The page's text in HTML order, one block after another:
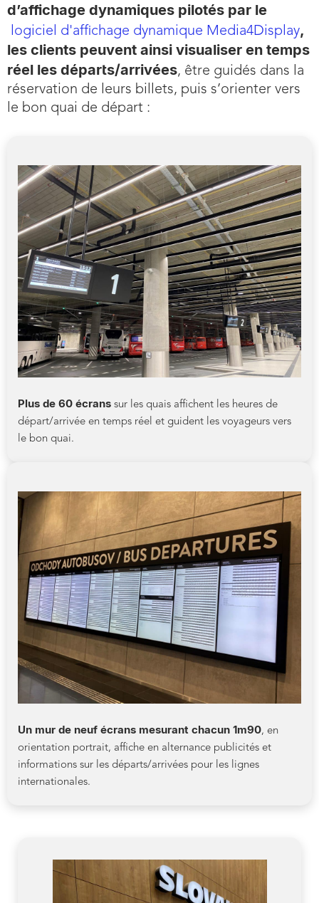
d’affichage dynamiques pilotés par le
logiciel d'affichage dynamique Media4Display,
les clients peuvent ainsi visualiser en temps
réel les départs/arrivées, être guidés dans la
réservation de leurs billets, puis s’orienter vers
le bon quai de départ :
Plus de 60 écrans sur les quais affichent les heures de
départ/arrivée en temps réel et guident les voyageurs vers
le bon quai.
Un mur de neuf écrans mesurant chacun 1m90, en
orientation portrait, affiche en alternance publicités et
informations sur les départs/arrivées pour les lignes
internationales.